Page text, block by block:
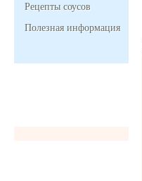
Рецепты соусов
Полезная информация